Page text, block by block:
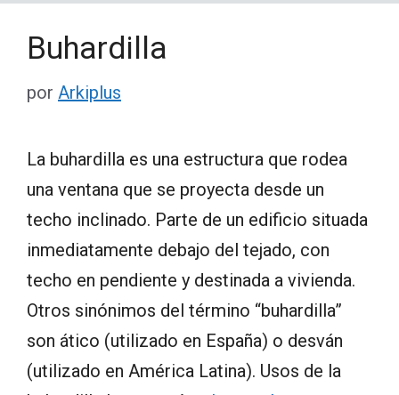
Buhardilla
por Arkiplus
La buhardilla es una estructura que rodea
una ventana que se proyecta desde un
techo inclinado. Parte de un edificio situada
inmediatamente debajo del tejado, con
techo en pendiente y destinada a vivienda.
Otros sinónimos del término “buhardilla”
son ático (utilizado en España) o desván
(utilizado en América Latina). Usos de la